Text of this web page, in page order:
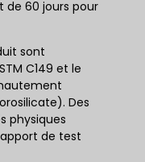
de 60 jours pour
sont
C149 et le
Des
physiques
de test